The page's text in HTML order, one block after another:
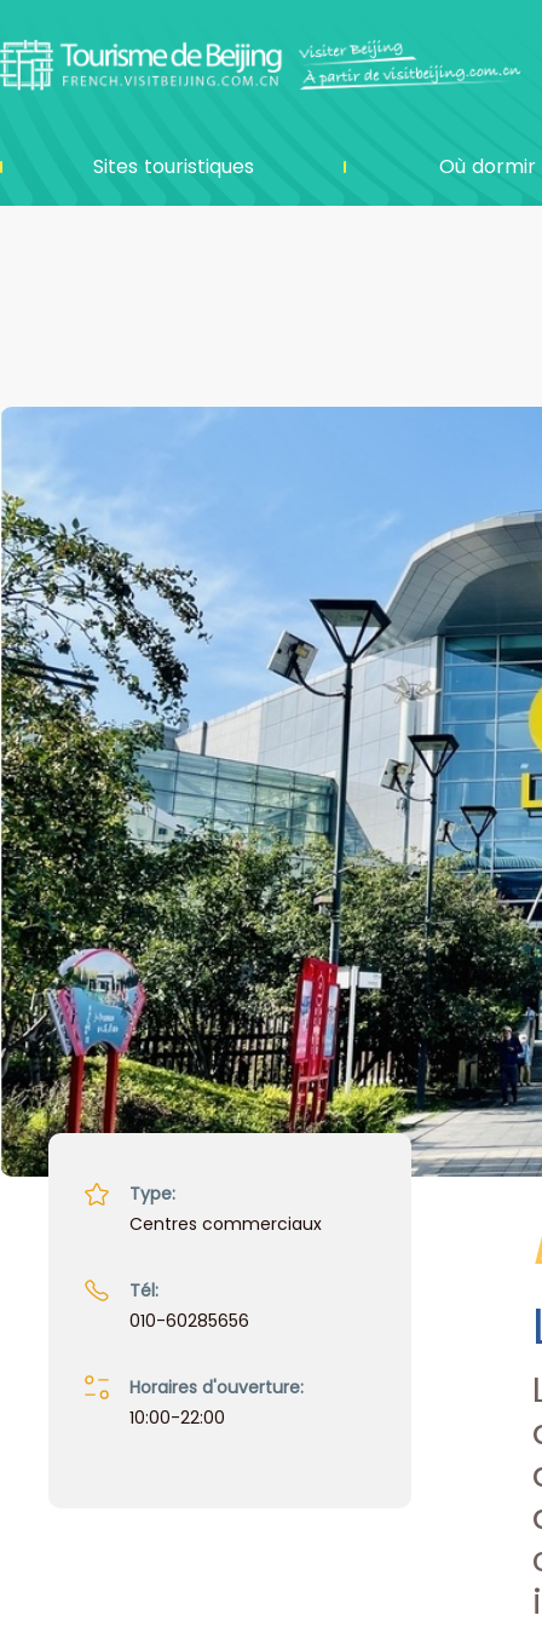
Sites touristiques Où dormir
Type:
Centres commerciaux
Tél:
010-60285656
Horaires d'ouverture:
10:00-22:00